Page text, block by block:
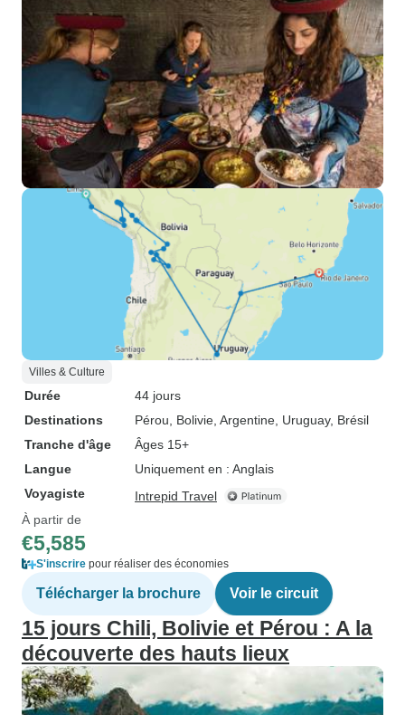
Villes & Culture
Durée
44 jours
Destinations
Pérou , Bolivie , Argentine , Uruguay, Brésil
Tranche d'âge
Âges 15+
Langue
Uniquement en : Anglais
Voyagiste
Intrepid Travel
À partir de
€5,585
S'inscrire pour réaliser des économies
Télécharger la brochure Voir le circuit
15 jours Chili, Bolivie et Pérou : A la
découverte des hauts lieux